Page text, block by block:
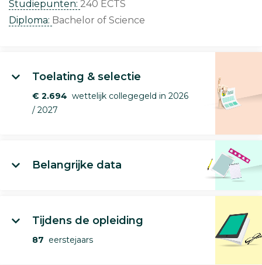
Studiepunten: 240 ECTS
Diploma: Bachelor of Science
Toelating & selectie
€ 2.694 wettelijk collegegeld in 2026
/ 2027
Belangrijke data
Tijdens de opleiding
87 eerstejaars